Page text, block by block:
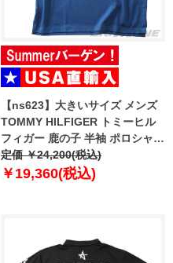
【ns623】大きいサイズ メンズ
TOMMY HILFIGER トミーヒル
フィガー 鹿の子 半袖 ポロシャツ
USA直輸入 mw0mw42769
定価 ￥24,200(税込)
￥19,360(税込)